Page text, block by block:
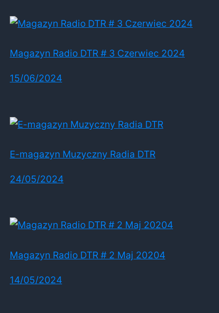
Magazyn Radio DTR # 3 Czerwiec 2024
15/06/2024
E-magazyn Muzyczny Radia DTR
24/05/2024
Magazyn Radio DTR # 2 Maj 20204
14/05/2024